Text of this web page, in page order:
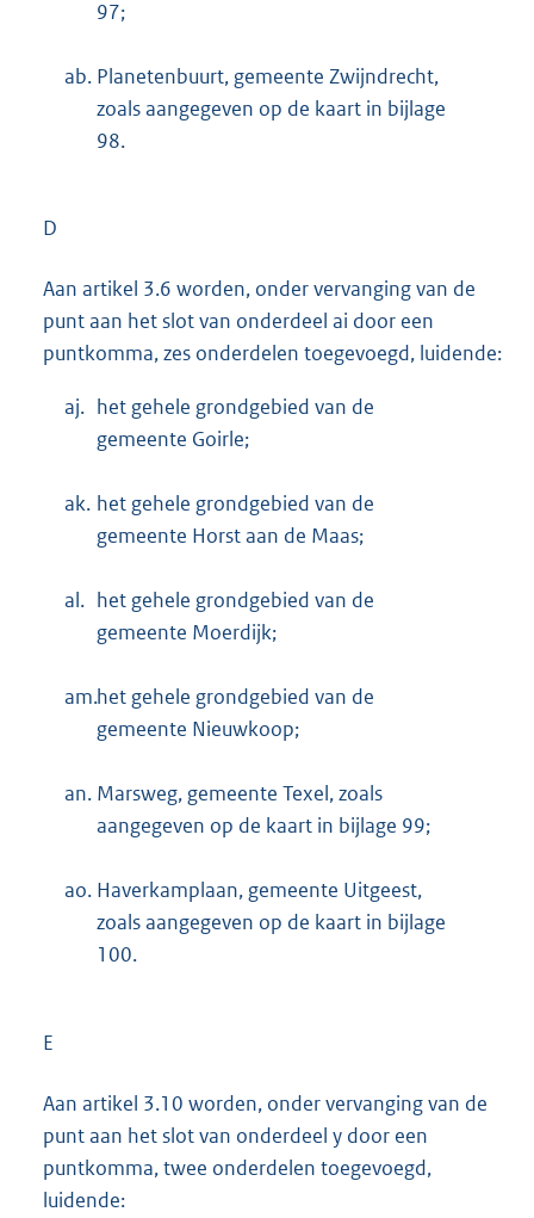
97;
ab. Planetenbuurt, gemeente Zwijndrecht,
zoals aangegeven op de kaart in bijlage
98.
D
Aan artikel 3.6 worden, onder vervanging van de
punt aan het slot van onderdeel ai door een
puntkomma, zes onderdelen toegevoegd, luidende:
aj. het gehele grondgebied van de
gemeente Goirle;
ak. het gehele grondgebied van de
gemeente Horst aan de Maas;
al. het gehele grondgebied van de
gemeente Moerdijk;
am.het gehele grondgebied van de
gemeente Nieuwkoop;
an. Marsweg, gemeente Texel, zoals
aangegeven op de kaart in bijlage 99;
ao. Haverkamplaan, gemeente Uitgeest,
zoals aangegeven op de kaart in bijlage
100.
E
Aan artikel 3.10 worden, onder vervanging van de
punt aan het slot van onderdeel y door een
puntkomma, twee onderdelen toegevoegd,
luidende: